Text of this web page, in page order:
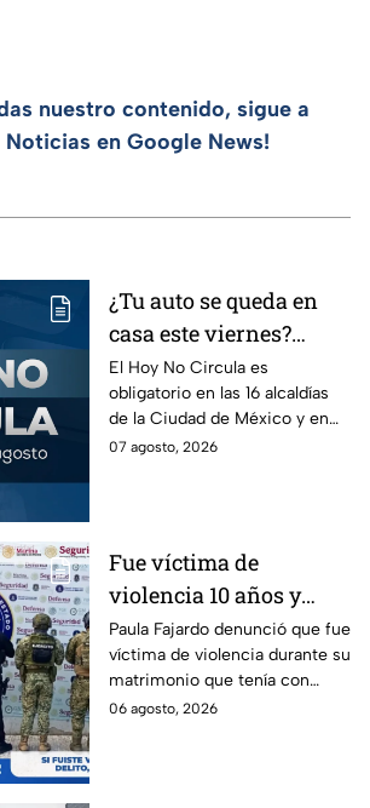
nuestro contenido, sigue a
en Google News!
¿Tu auto se queda en
casa este viernes?
Revisa el Hoy No
Circula de este 7 de
agosto
El Hoy No Circula es
obligatorio en las 16 alcaldías
de la Ciudad de México y en
los municipios conurbados del
07 agosto, 2026
Fue víctima de
violencia 10 años y
hasta ahora detienen al
presunto agresor: el
caso de Paula Fajardo
Paula Fajardo denunció que fue
víctima de violencia durante su
matrimonio que tenía con
Jorge Francisco “N”, quien fue
06 agosto, 2026